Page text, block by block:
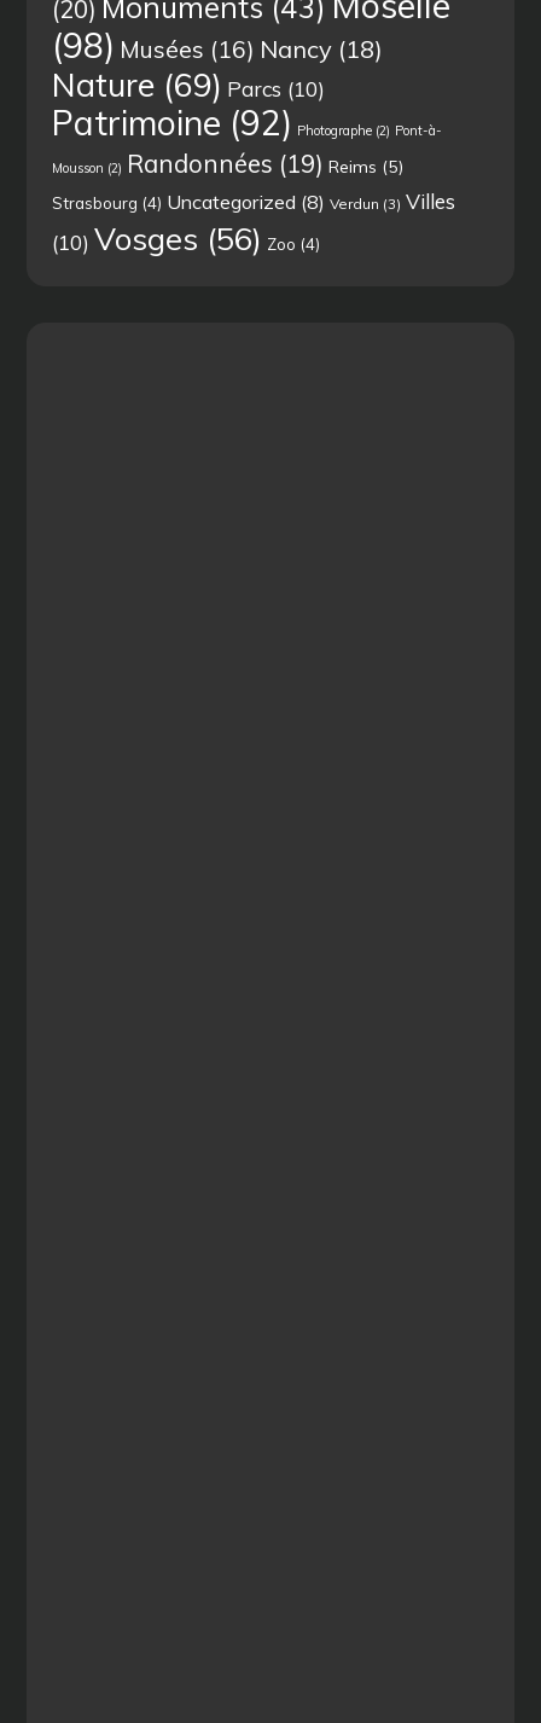
(20) Monuments (43)
(98) Musées (16) Nancy (18)
Nature (69) Parcs (10)
Patrimoine (92) Photographe (2) Pont-à-
Mousson (2) Randonnées (19) Reims (5)
Strasbourg (4) Uncategorized (8) Verdun (3) Villes
(10) Vosges (56) Zoo (4)